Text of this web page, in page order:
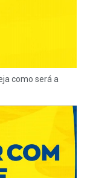
como será a